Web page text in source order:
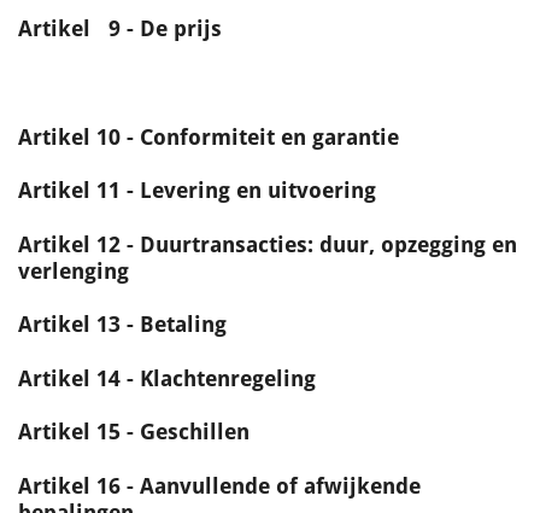
Artikel 9 - De prijs
Artikel 10 - Conformiteit en garantie
Artikel 11 - Levering en uitvoering
Artikel 12 - Duurtransacties: duur, opzegging en
verlenging
Artikel 13 - Betaling
Artikel 14 - Klachtenregeling
Artikel 15 - Geschillen
Artikel 16 - Aanvullende of afwijkende